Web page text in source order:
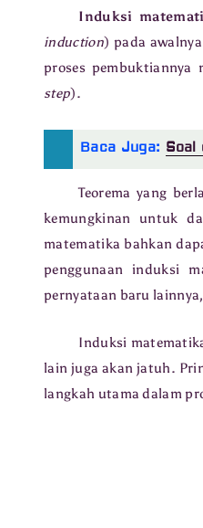
Induksi
induction) pada
proses
step).
Baca Juga: Soal
Teorema yang
kemungkinan untuk
matematika bahkan
penggunaan induksi
pernyataan baru
Induksi
lain juga akan jatuh.
langkah utama dalam